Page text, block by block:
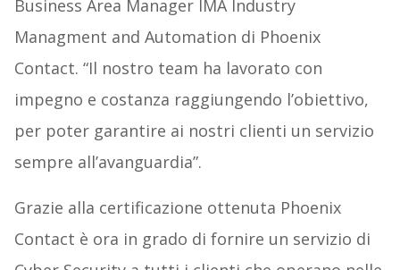
Business Area Manager IMA Industry
Managment and Automation di Phoenix
Contact. “Il nostro team ha lavorato con
impegno e costanza raggiungendo l’obiettivo,
per poter garantire ai nostri clienti un servizio
sempre all’avanguardia”.
Grazie alla certificazione ottenuta Phoenix
Contact è ora in grado di fornire un servizio di